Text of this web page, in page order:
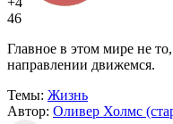
46
Главное в этом мире не
направлении движемся.
Темы: Жизнь
Автор: Оливер Холмс